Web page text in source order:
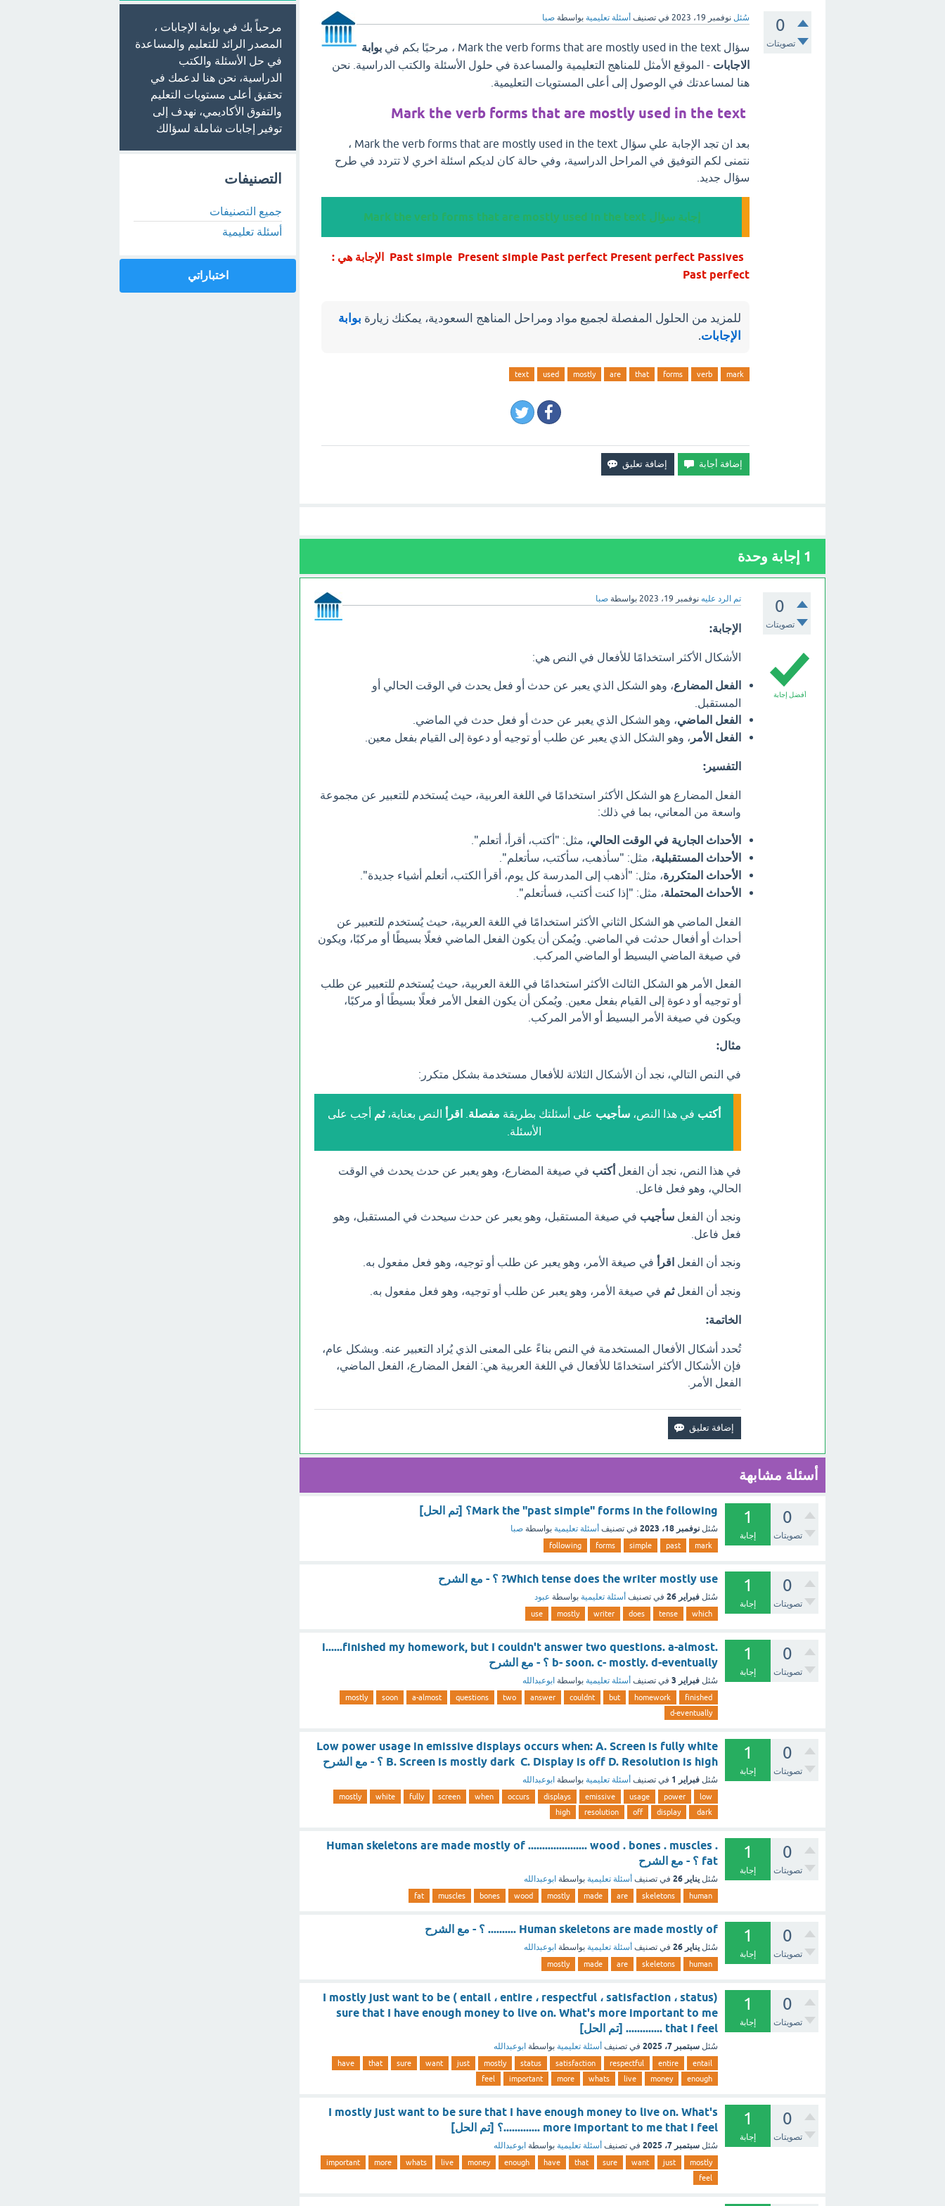
0
تصويتات
سُئل نوفمبر 19، 2023 في تصنيف أسئلة تعليمية بواسطة صبا
سؤال Mark the verb forms that are mostly used in the text ، مرحبًا بكم في
بوابة
الاجابات - الموقع الأمثل للمناهج التعليمية والمساعدة في حلول الأسئلة والكتب الدراسية. نحن
هنا لمساعدتك في الوصول إلى أعلى المستويات التعليمية.
Mark the verb forms that are mostly used in the text
بعد ان تجد الإجابة علي سؤال Mark the verb forms that are mostly used in the text ،
نتمنى لكم التوفيق في المراحل الدراسية، وفي حالة كان لديكم اسئلة اخري لا تتردد في طرح
سؤال جديد.
إجابة سؤال Mark the verb forms that are mostly used in the text
Past simple Present simple Past perfect Present perfect Passives الإجابة هي :
Past perfect
للمزيد من الحلول المفصلة لجميع مواد ومراحل المناهج السعودية، يمكنك زيارة بوابة
الإجابات.
mark
verb
forms
that
are
mostly
used
text
1 إجابة وحدة
0
تصويتات
تم الرد عليه نوفمبر 19، 2023 بواسطة صبا
أفضل إجابة
الإجابة:
الأشكال الأكثر استخدامًا للأفعال في النص هي:
الفعل المضارع، وهو الشكل الذي يعبر عن حدث أو فعل يحدث في الوقت الحالي أو
المستقبل.
الفعل الماضي، وهو الشكل الذي يعبر عن حدث أو فعل حدث في الماضي.
الفعل الأمر ، وهو الشكل الذي يعبر عن طلب أو توجيه أو دعوة إلى القيام بفعل معين.
التفسير:
الفعل المضارع هو الشكل الأكثر استخدامًا في اللغة العربية، حيث يُستخدم للتعبير عن مجموعة
واسعة من المعاني، بما في ذلك:
الأحداث الجارية في الوقت الحالي، مثل: "أكتب، أقرأ، أتعلم".
الأحداث المستقبلية، مثل: "سأذهب، سأكتب، سأتعلم".
الأحداث المتكررة، مثل: "أذهب إلى المدرسة كل يوم، أقرأ الكتب، أتعلم أشياء جديدة".
الأحداث المحتملة، مثل: "إذا كنت أكتب، فسأتعلم".
الفعل الماضي هو الشكل الثاني الأكثر استخدامًا في اللغة العربية، حيث يُستخدم للتعبير عن
أحداث أو أفعال حدثت في الماضي. ويُمكن أن يكون الفعل الماضي فعلًا بسيطًا أو مركبًا، ويكون
في صيغة الماضي البسيط أو الماضي المركب.
الفعل الأمر هو الشكل الثالث الأكثر استخدامًا في اللغة العربية، حيث يُستخدم للتعبير عن طلب
أو توجيه أو دعوة إلى القيام بفعل معين. ويُمكن أن يكون الفعل الأمر فعلًا بسيطًا أو مركبًا،
ويكون في صيغة الأمر البسيط أو الأمر المركب.
مثال:
في النص التالي، نجد أن الأشكال الثلاثة للأفعال مستخدمة بشكل متكرر:
أكتب في هذا النص،سأجيب على أسئلتك بطريقة مفصلة .اقرأ النص بعناية،ثم أجب على
الأسئلة.
في هذا النص، نجد أن الفعل أكتب في صيغة المضارع، وهو يعبر عن حدث يحدث في الوقت
الحالي، وهو فعل فاعل.
ونجد أن الفعل سأجيب في صيغة المستقبل، وهو يعبر عن حدث سيحدث في المستقبل، وهو
فعل فاعل.
ونجد أن الفعل اقرأ في صيغة الأمر، وهو يعبر عن طلب أو توجيه، وهو فعل مفعول به.
ونجد أن الفعلثم في صيغة الأمر، وهو يعبر عن طلب أو توجيه، وهو فعل مفعول به.
الخاتمة:
تُحدد أشكال الأفعال المستخدمة في النص بناءً على المعنى الذي يُراد التعبير عنه. وبشكل عام،
فإن الأشكال الأكثر استخدامًا للأفعال في اللغة العربية هي: الفعل المضارع، الفعل الماضي،
الفعل الأمر.
أسئلة مشابهة
0
تصويتات
1
إجابة
Mark the "past simple" forms in the following؟ [تم الحل]
سُئل نوفمبر 18، 2023 في تصنيف أسئلة تعليمية بواسطة صبا
mark
past
simple
forms
following
0
تصويتات
1
إجابة
Which tense does the writer mostly use? ؟ - مع الشرح
سُئل فبراير 26 في تصنيف أسئلة تعليمية بواسطة عبود
which
tense
does
writer
mostly
use
0
تصويتات
1
إجابة
i......finished my homework, but I couldn't answer two questions. a-almost.
b- soon. c- mostly. d-eventually ؟ - مع الشرح
سُئل فبراير 3 في تصنيف أسئلة تعليمية بواسطة ابوعبدالله
finished
homework
but
couldnt
answer
two
questions
a-almost
soon
mostly
d-eventually
0
تصويتات
1
إجابة
Low power usage in emissive displays occurs when: A. Screen is fully white
B. Screen is mostly dark C. Display is off D. Resolution is high ؟ - مع الشرح
سُئل فبراير 1 في تصنيف أسئلة تعليمية بواسطة ابوعبدالله
low
power
usage
emissive
displays
occurs
when
screen
fully
white
mostly
dark
display
off
resolution
high
0
تصويتات
1
إجابة
Human skeletons are made mostly of ..................... wood . bones . muscles .
fat ؟ - مع الشرح
سُئل يناير 26 في تصنيف أسئلة تعليمية بواسطة ابوعبدالله
human
skeletons
are
made
mostly
wood
bones
muscles
fat
0
تصويتات
1
إجابة
Human skeletons are made mostly of .......... ؟ - مع الشرح
سُئل يناير 26 في تصنيف أسئلة تعليمية بواسطة ابوعبدالله
human
skeletons
are
made
mostly
0
تصويتات
1
إجابة
(entail ، entire ، respectful ، satisfaction ، status ) I mostly just want to be
sure that I have enough money to live on. What's more important to me
that I feel ............. [تم الحل]
سُئل سبتمبر 7، 2025 في تصنيف أسئلة تعليمية بواسطة ابوعبدالله
entail
entire
respectful
satisfaction
status
mostly
just
want
sure
that
have
enough
money
live
whats
more
important
feel
0
تصويتات
1
إجابة
I mostly just want to be sure that I have enough money to live on. What's
more important to me that I feel .............؟ [تم الحل]
سُئل سبتمبر 7، 2025 في تصنيف أسئلة تعليمية بواسطة ابوعبدالله
mostly
just
want
sure
that
have
enough
money
live
whats
more
important
feel
مرحباً بك في بوابة الإجابات ،
المصدر الرائد للتعليم والمساعدة
في حل الأسئلة والكتب
الدراسية، نحن هنا لدعمك في
تحقيق أعلى مستويات التعليم
والتفوق الأكاديمي، نهدف إلى
توفير إجابات شاملة لسؤالك
التصنيفات
جميع التصنيفات
أسئلة تعليمية
اختباراتي